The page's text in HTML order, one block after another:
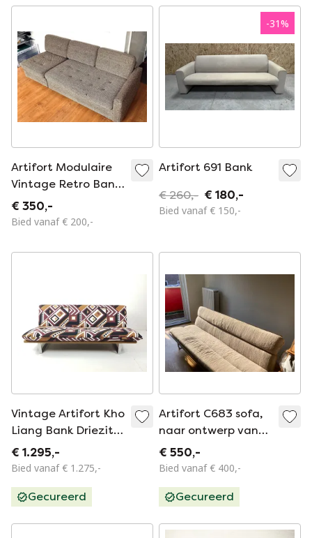
Artifort Modulaire
Vintage Retro Bank
Bruin
€ 350,-
Bied vanaf € 200,-
-31%
Artifort 691 Bank
€ 260,- € 180,-
Bied vanaf € 150,-
Vintage Artifort Kho
Liang Bank Driezits
Oker Grafisch
€ 1.295,-
Bied vanaf € 1.275,-
Gecureerd
Artifort C683 sofa,
naar ontwerp van
Kho Liang Ie
€ 550,-
Bied vanaf € 400,-
Gecureerd